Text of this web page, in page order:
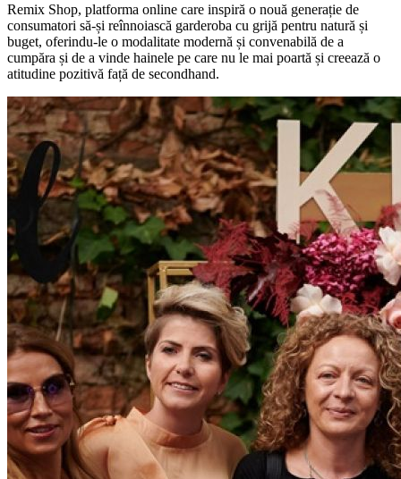
Remix Shop, platforma online care inspiră o nouă generație de
consumatori să-și reînnoiască garderoba cu grijă pentru natură și
buget, oferindu-le o modalitate modernă și convenabilă de a
cumpăra și de a vinde hainele pe care nu le mai poartă și creează o
atitudine pozitivă față de secondhand.